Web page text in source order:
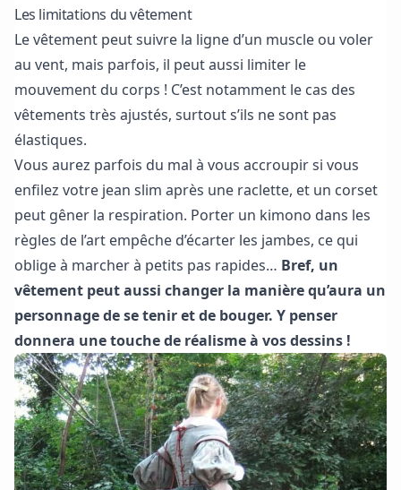
Les limitations du vêtement
Le vêtement peut suivre la ligne d’un muscle ou voler
au vent, mais parfois, il peut aussi limiter le
mouvement du corps ! C’est notamment le cas des
vêtements très ajustés, surtout s’ils ne sont pas
élastiques.
Vous aurez parfois du mal à vous accroupir si vous
enfilez votre jean slim après une raclette, et un corset
peut gêner la respiration. Porter un kimono dans les
règles de l’art empêche d’écarter les jambes, ce qui
oblige à marcher à petits pas rapides… Bref, un
vêtement peut aussi changer la manière qu’aura un
personnage de se tenir et de bouger. Y penser
donnera une touche de réalisme à vos dessins !